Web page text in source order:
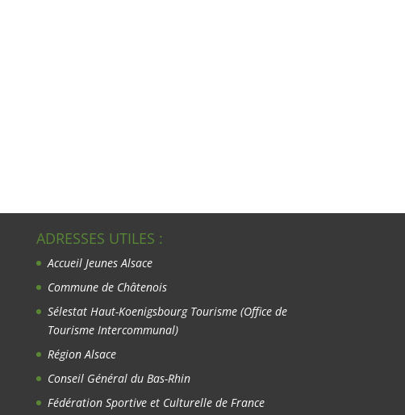
ADRESSES UTILES :
Accueil Jeunes Alsace
Commune de Châtenois
Sélestat Haut-Koenigsbourg Tourisme (Office de
Tourisme Intercommunal)
Région Alsace
Conseil Général du Bas-Rhin
Fédération Sportive et Culturelle de France